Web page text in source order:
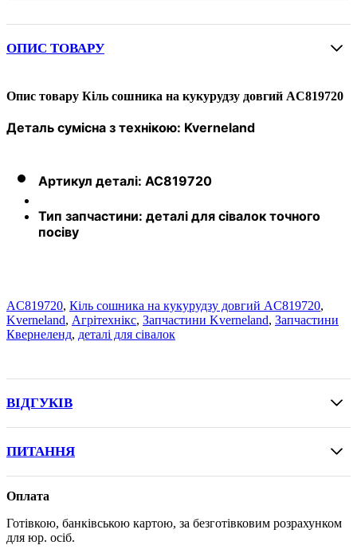
ОПИС ТОВАРУ
Опис товару Кіль сошника на кукурудзу довгий AC819720
Деталь сумісна з технікою: Kverneland
Артикул деталі: AC819720
Тип запчастини: деталі для сівалок точного
посіву
AC819720, Кіль сошника на кукурудзу довгий AC819720,
Kverneland, Агрітехнікс, Запчастини Kverneland, Запчастини
Квернеленд, деталі для сівалок
ВІДГУКІВ
ПИТАННЯ
Оплата
Готівкою, банківською картою, за безготівковим розрахунком
для юр. осіб.